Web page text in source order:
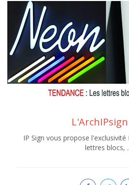
IP Sign vous propose
lettres blocs,